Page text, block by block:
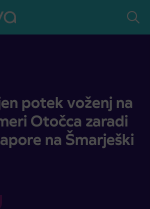
na linijah v smeri Otočca zaradi delovne
potek voženj na
Otočca zaradi
na Šmarješki